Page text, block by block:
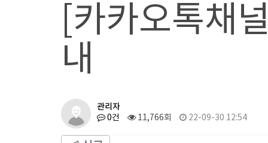
[카카오톡채
내
관리자
0건 11,766회 22-09-30 12:54